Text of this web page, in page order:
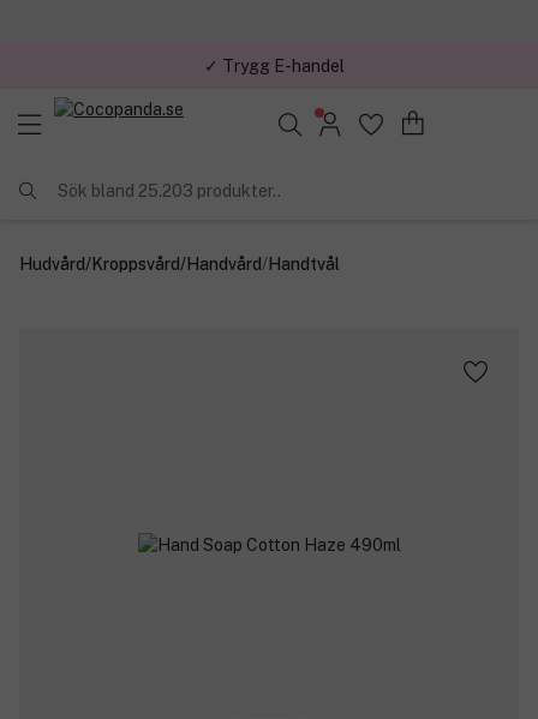
✓ Trygg E-handel
Sök bland 25.203 produkter..
Hudvård/Kroppsvård/Handvård/Handtvål